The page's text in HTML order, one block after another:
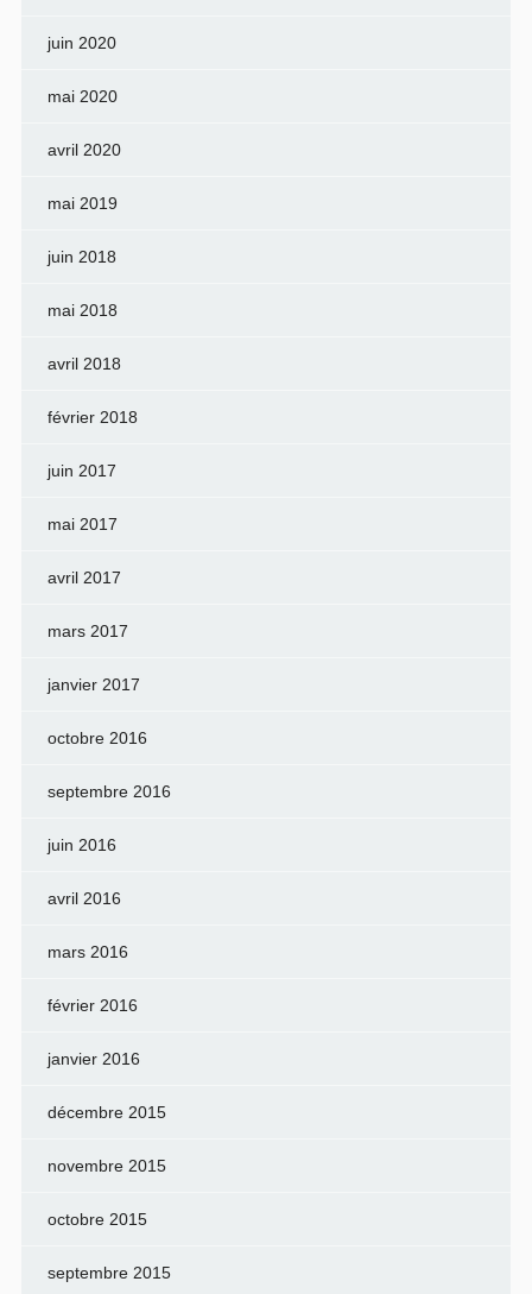
juin 2020
mai 2020
avril 2020
mai 2019
juin 2018
mai 2018
avril 2018
février 2018
juin 2017
mai 2017
avril 2017
mars 2017
janvier 2017
octobre 2016
septembre 2016
juin 2016
avril 2016
mars 2016
février 2016
janvier 2016
décembre 2015
novembre 2015
octobre 2015
septembre 2015